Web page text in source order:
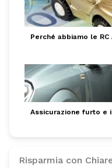
Perché abbiamo le
Assicurazione furto e
Risparmia con